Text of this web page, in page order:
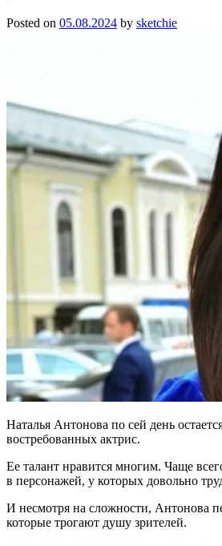
Posted on 05.08.2024 by sketchie
Наталья Антонова по сей день
востребованных актрис.
Ее талант нравится многим. Чаще
в персонажей, у которых довольно
И несмотря на сложности, Антонова
которые трогают душу зрителей.